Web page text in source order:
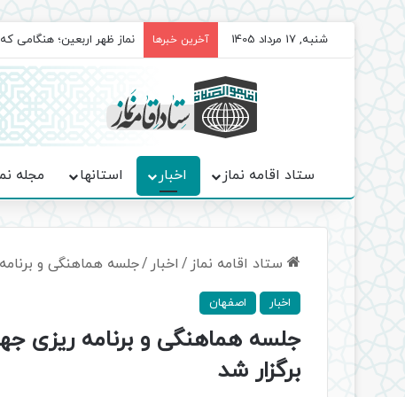
شنبه, 17 مرداد 1405 آخرین خبرها برگزاری باشکوه نمازهای
ستاد اقامه نماز اخبار استانها مجله
ستاد اقامه نماز / اخبار /جلسه هماهنگی و
اخبار اصفهان
جلسه هماهنگی و برنامه ریزی
برگزار شد